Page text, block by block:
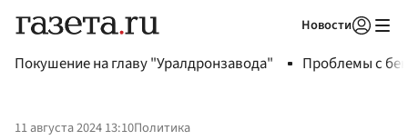
Новости
Покушение на главу "Уралдронзавода" Проблемы с
11 августа 2024 13:10Политика